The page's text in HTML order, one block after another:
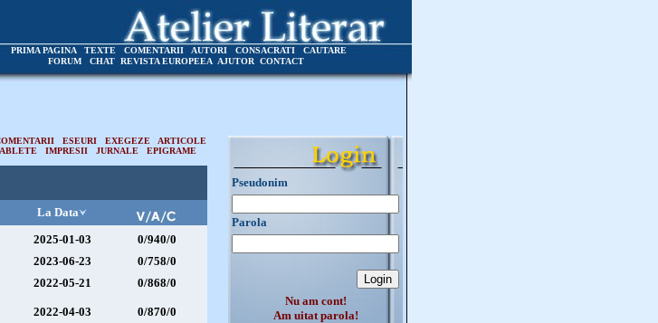
PRIMA PAGINA TEXTE COMENTARII AUTORI CONSACRATI
CAUTARE
FORUM
CHAT REVISTA EUROPEEA AJUTOR CONTACT
ESEURI EXEGEZE
ARTICOLE
IMPRESII JURNALE
EPIGRAME
La Data
2025-01-03
0/940/0
2023-06-23
0/758/0
2022-05-21 0/868/0
2022-04-03
0/870/0
Pseudonim
Parola
Nu am cont!
Am uitat parola!